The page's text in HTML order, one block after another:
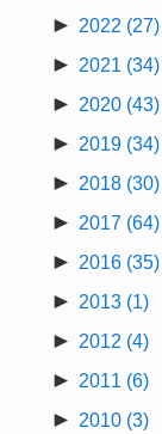
► 2022 (27)
► 2021 (34)
► 2020 (43)
► 2019 (34)
► 2018 (30)
► 2017 (64)
► 2016 (35)
► 2013 (1)
► 2012 (4)
► 2011 (6)
► 2010 (3)